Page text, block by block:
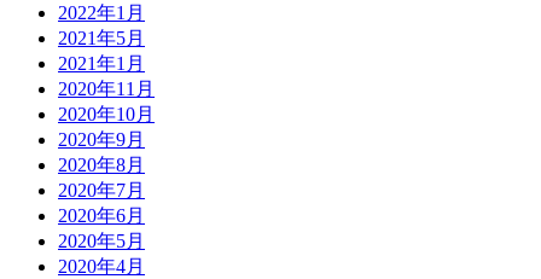
2022年1月
2021年5月
2021年1月
2020年11月
2020年10月
2020年9月
2020年8月
2020年7月
2020年6月
2020年5月
2020年4月